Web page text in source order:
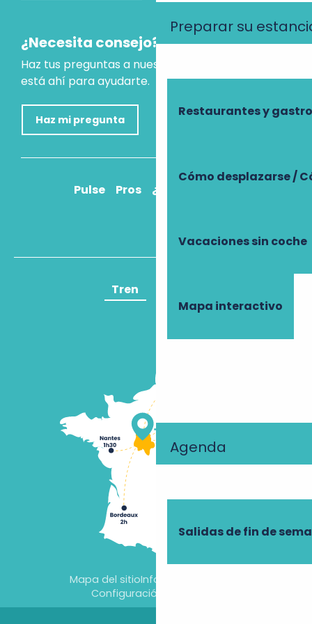
Preparar su
Restaurantes y
Cómo desplazarse /
Vacaciones sin coche
Mapa interactivo
Agenda
Salidas de fin de
¿Necesita consejo?
Haz tus preguntas a nuestro asistente virtual, que
está ahí para ayudarte.
Haz mi pregunta
Pulse Pros ¿Cómo llegar?
Tren
Mapa del sitioInformación jurídica
Configuración de cookies